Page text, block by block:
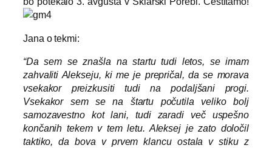
Jana o tekmi:
“Da sem se znašla na startu tudi letos, se imam
zahvaliti Alekseju, ki me je prepričal, da se morava
vsekakor preizkusiti tudi na podaljšani progi.
Vsekakor sem se na štartu počutila veliko bolj
samozavestno kot lani, tudi zaradi več uspešno
končanih tekem v tem letu. Aleksej je zato določil
taktiko, da bova v prvem klancu ostala v stiku z